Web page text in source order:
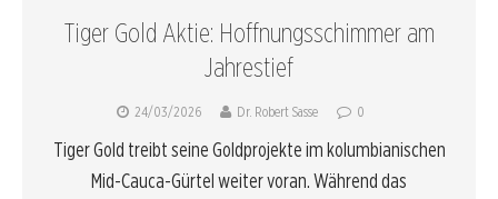
Tiger Gold Aktie: Hoffnungsschimmer am
Jahrestief
24/03/2026 Dr. Robert Sasse 0
Tiger Gold treibt seine Goldprojekte im kolumbianischen
Mid-Cauca-Gürtel weiter voran. Während das